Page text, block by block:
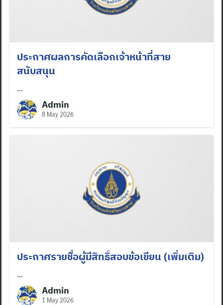
ประกาศผลการคัดเลือกเจ้าหน้าที่สาย
สนับสนุน
…
Admin
8 May 2026
ประกาศรายชื่อผู้มีสิทธิ์สอบข้อเขียน (เพิ่มเติม)
…
Admin
1 May 2026